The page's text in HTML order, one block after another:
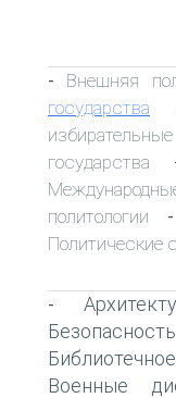
- Внешняя
государства
государства
политологии
Политические
-
Военные